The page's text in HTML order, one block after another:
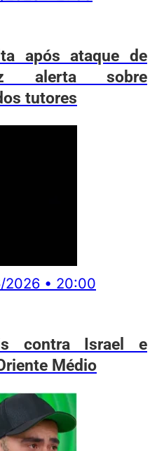
após ataque de
alerta sobre
tutores
2026 • 20:00
contra Israel e
Médio